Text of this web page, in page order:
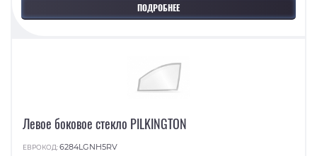
ПОДРОБНЕЕ
Левое боковое стекло PILKINGTON
ЕВРОКОД:6284LGNH5RV